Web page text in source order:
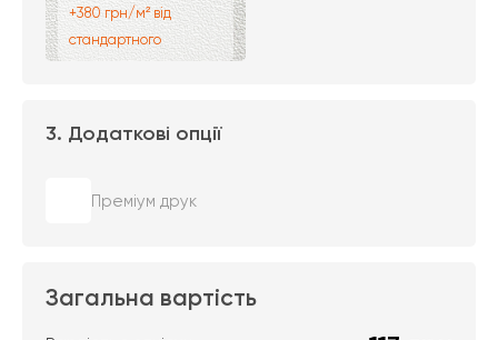
+380 грн/м² від
стандартного
3. Додаткові опції
Преміум друк
Загальна вартість